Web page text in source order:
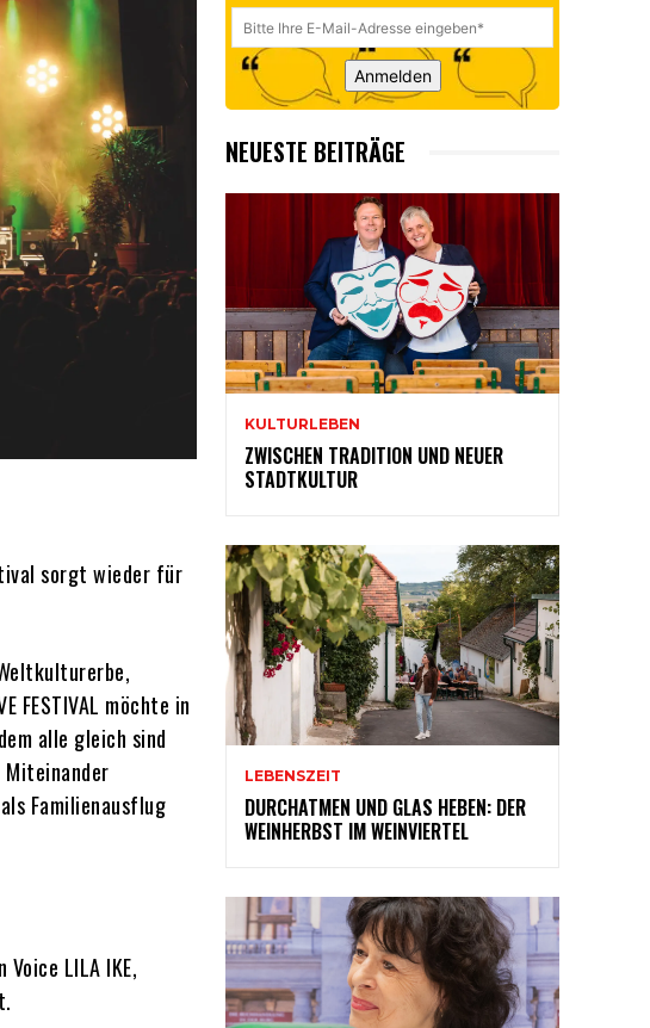
sorgt wieder für
FESTIVAL möchte in
alle gleich sind
Familienausflug
Voice LILA IKE,
Anmelden
NEUESTE BEITRÄGE
KULTURLEBEN
ZWISCHEN TRADITION UND NEUER
STADTKULTUR
LEBENSZEIT
DURCHATMEN UND GLAS HEBEN: DER
WEINHERBST IM WEINVIERTEL